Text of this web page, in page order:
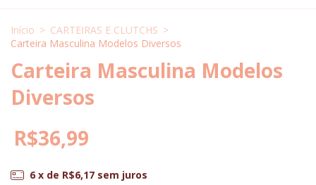
Início > CARTEIRAS E CLUTCHS >
Carteira Masculina Modelos Diversos
Carteira Masculina Modelos
Diversos
R$36,99
6 x de R$6,17 sem juros